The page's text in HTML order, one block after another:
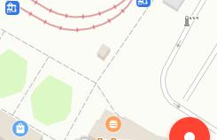
Кондиционеры в Калининграде
Установка кондиционеров в Калининграде